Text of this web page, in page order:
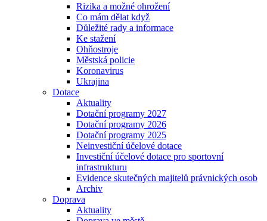
Rizika a možné ohrožení
Co mám dělat když
Důležité rady a informace
Ke stažení
Ohňostroje
Městská policie
Koronavirus
Ukrajina
Dotace
Aktuality
Dotační programy 2027
Dotační programy 2026
Dotační programy 2025
Neinvestiční účelové dotace
Investiční účelové dotace pro sportovní
infrastrukturu
Evidence skutečných majitelů právnických osob
Archiv
Doprava
Aktuality